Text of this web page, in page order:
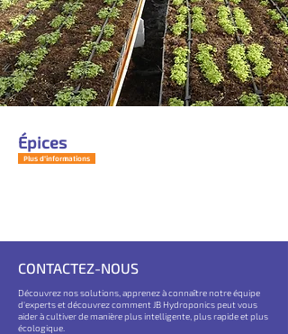
Épices
Plus d'informations
CONTACTEZ-NOUS
Découvrez nos solutions, apprenez à connaître notre équipe
d'experts et découvrez comment JB Hydroponics peut vous
aider à cultiver de manière plus intelligente, plus rapide et plus
écologique.